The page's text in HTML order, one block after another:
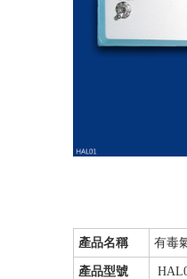
產品名稱 有毒
產品型號